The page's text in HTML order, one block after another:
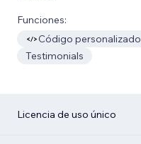
Funciones:
Código personalizado
Testimonials
Licencia de uso único